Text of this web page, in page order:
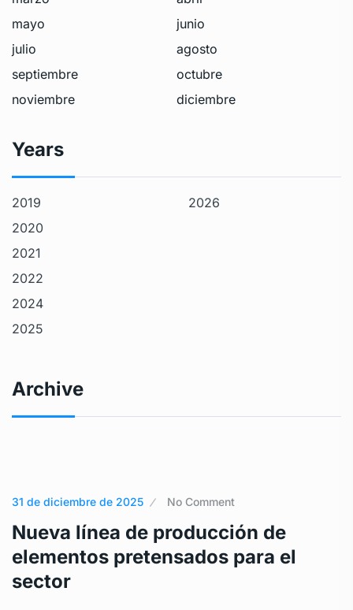
mayo
junio
julio
agosto
septiembre
octubre
noviembre
diciembre
Years
2019
2020
2021
2022
2024
2025
2026
Archive
31 de diciembre de 2025 No Comment
Nueva línea de producción de
elementos pretensados para el
sector